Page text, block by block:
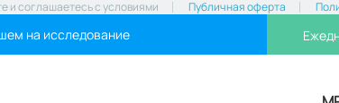
и соглашаетесь с условиями Публичная оферта
на исследование